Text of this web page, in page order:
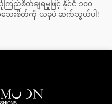
ည်စိတ်ချရမှုဖြင့် နိုင်ငံ ၁၀၀
အသေးစိတ်ကို ယခုပဲ ဆက်သွယ်ပါ!